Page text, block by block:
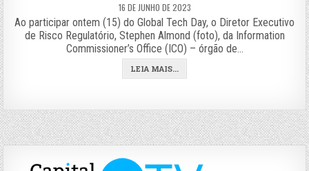
16 DE JUNHO DE 2023
Ao participar ontem (15) do Global Tech Day, o Diretor Executivo
de Risco Regulatório, Stephen Almond (foto), da Information
Commissioner’s Office (ICO) – órgão de…
LEIA MAIS...